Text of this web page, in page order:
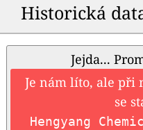
Historická
Jejda...
Je nám líto, ale při
se
Hengyang